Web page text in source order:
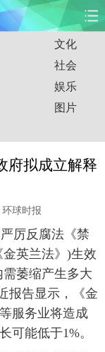
财经
教育
汽车
食品
数据
无人机
新华广播
文化
社会
娱乐
图片
府拟成立解释
环球时报
厉反腐法《禁
英兰法》)生效
需萎缩产生多大
报告显示，《金
服务业将造成
可能低于1%。